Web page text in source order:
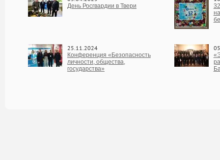
День Росгвардии в Твери
25.11.2024
Конференция «Безопасность
личности, общества,
государства»